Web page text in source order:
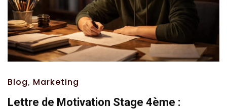
Blog, Marketing
Lettre de Motivation Stage 4ème :